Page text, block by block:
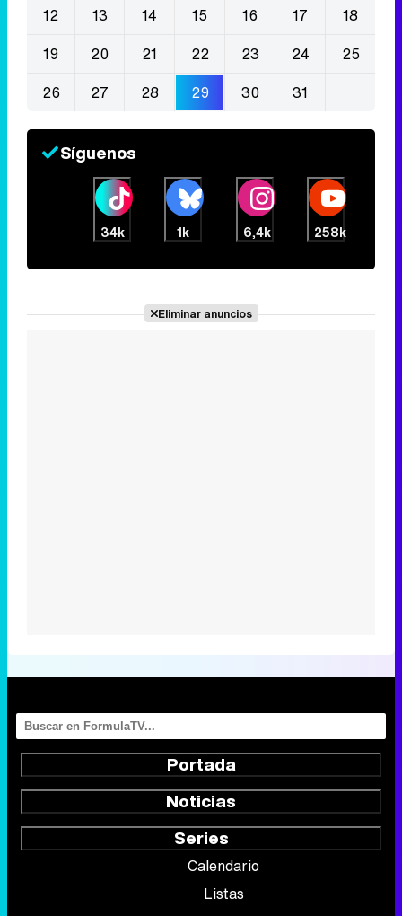
12
13 14 15 16 17
18
19
20 21 22 23 24
25
26
27 28 29 30 31
Síguenos
34k 1k 6,4k 258k
Eliminar anuncios
Portada
Noticias
Series
Calendario
Listas